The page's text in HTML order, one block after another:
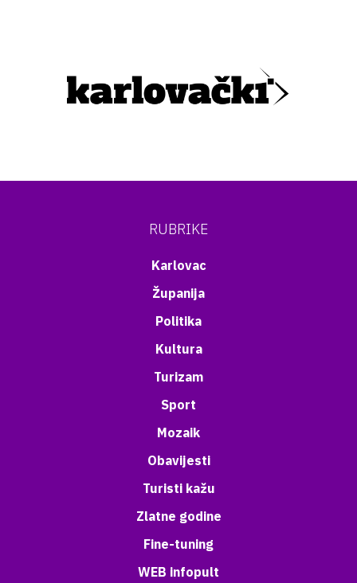
RUBRIKE
Karlovac
Županija
Politika
Kultura
Turizam
Sport
Mozaik
Obavijesti
Turisti kažu
Zlatne godine
Fine-tuning
WEB infopult